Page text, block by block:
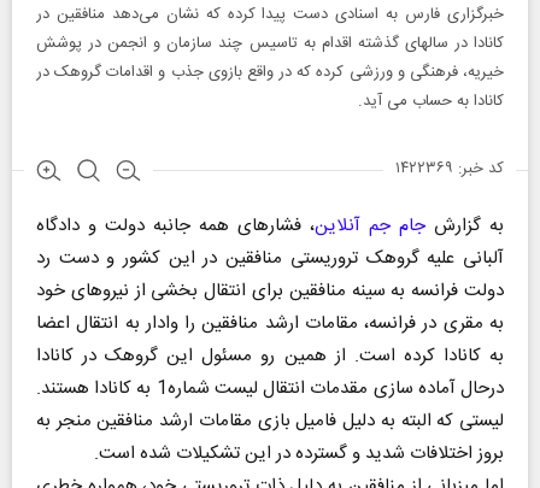
خبرگزاری فارس به اسنادی دست پیدا کرده که نشان می‌دهد منافقین در
کانادا در سالهای گذشته اقدام به تاسیس چند سازمان و انجمن در پوشش
خیریه، فرهنگی و ورزشی کرده که در واقع بازوی جذب و اقدامات گروهک در
کانادا به حساب می آید.
کد خبر: ۱۴۲۲۳۶۹
به گزارشجام جم آنلاین، فشارهای همه جانبه دولت و دادگاه
آلبانی علیه گروهک تروریستی منافقین در این کشور و دست رد
دولت فرانسه به سینه منافقین برای انتقال بخشی از نیروهای خود
به مقری در فرانسه، مقامات ارشد منافقین را وادار به انتقال اعضا
به کانادا کرده است. از همین رو مسئول این گروهک در کانادا
درحال آماده سازی مقدمات انتقال لیست شماره1 به کانادا هستند.
لیستی که البته به دلیل فامیل بازی مقامات ارشد منافقین منجر به
بروز اختلافات شدید و گسترده در این تشکیلات شده است.